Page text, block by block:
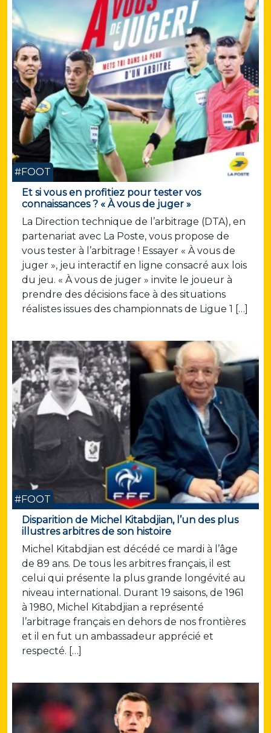
#FOOT
Et si vous en profitiez pour tester vos
connaissances ? « À vous de juger »
La Direction technique de l’arbitrage (DTA), en
partenariat avec La Poste, vous propose de
vous tester à l’arbitrage ! Essayer « À vous de
juger », jeu interactif en ligne consacré aux lois
du jeu. « À vous de juger » invite le joueur à
prendre des décisions face à des situations
réalistes issues des championnats de Ligue 1 […]
#FOOT
Disparition de Michel Kitabdjian, l’un des plus
illustres arbitres de son histoire
Michel Kitabdjian est décédé ce mardi à l’âge
de 89 ans. De tous les arbitres français, il est
celui qui présente la plus grande longévité au
niveau international. Durant 19 saisons, de 1961
à 1980, Michel Kitabdjian a représenté
l’arbitrage français en dehors de nos frontières
et il en fut un ambassadeur apprécié et
respecté. […]